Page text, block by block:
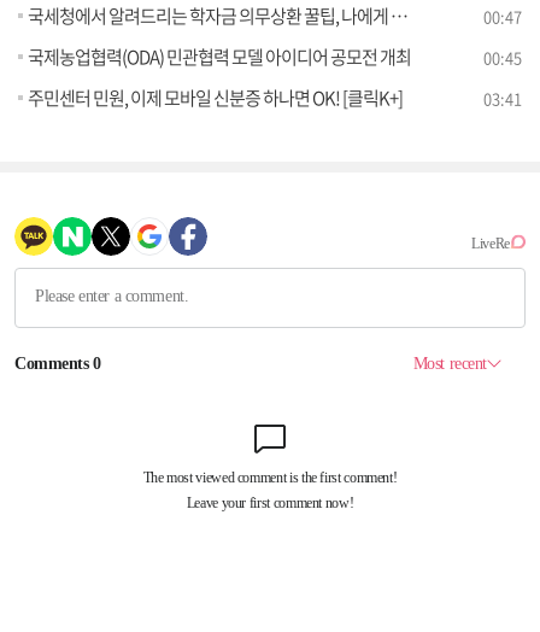
국세청에서 알려드리는 학자금 의무상환 꿀팁, 나에게 맞는 상환 방법은? 00:47
국제농업협력(ODA) 민관협력 모델 아이디어 공모전 개최 00:45
주민센터 민원, 이제 모바일 신분증 하나면 OK! [클릭K+] 03:41